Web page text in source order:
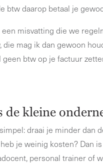
btw daarop betaal je
een misvatting die we
die mag ik dan gewoon
geen btw op je factuur
de kleine
draai je minder dan
je weinig kosten? Dan
personal trainer of